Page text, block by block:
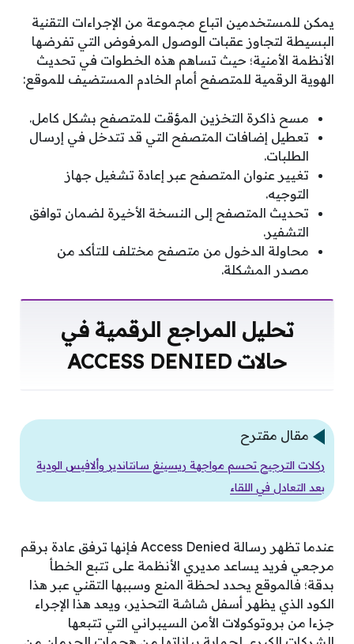
يمكن للمستخدمين اتباع مجموعة من الإجراءات التقنية
البسيطة لتجاوز عقبات الوصول المرفوض التي تفرضها
الأنظمة الأمنية؛ حيث تساهم هذه الخطوات في تحديث
الهوية الرقمية للمتصفح أمام الخادم المستضيف للموقع:
مسح ذاكرة التخزين المؤقت للمتصفح بشكل كامل.
تعطيل إضافات المتصفح التي قد تتدخل في إرسال
الطلبات.
تغيير عنوان المتصفح عبر إعادة تشغيل جهاز
التوجيه.
تحديث المتصفح إلى النسخة الأخيرة لضمان توافق
التشفير.
محاولة الدخول من متصفح مختلف للتأكد من
مصدر المشكلة.
تحليل المراجع الرقمية في
حالات ACCESS DENIED
مقال مقترح
ركلات الترجيح تحسم مواجهة ريسينغ سانتاندير وألافيس الودية
بعد التعادل في اللقاء
عندما تظهر رسالة Access Denied فإنها ترفق عادة برقم
مرجعي فريد يساعد مديري الأنظمة على تتبع الخطأ
بدقة؛ فالموقع يحدد لحظة المنع وسببها التقني عبر هذا
الكود الذي يظهر أسفل شاشة التحذير، ويعد هذا الإجراء
جزءا من بروتوكولات الأمن السيبراني التي تتبعها